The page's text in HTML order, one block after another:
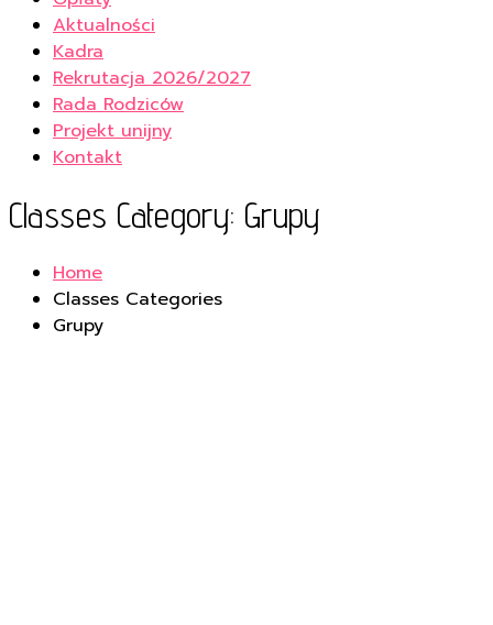
Aktualności
Kadra
Rekrutacja 2026/2027
Rada Rodziców
Projekt unijny
Kontakt
Classes Category: Grupy
Home
Classes Categories
Grupy